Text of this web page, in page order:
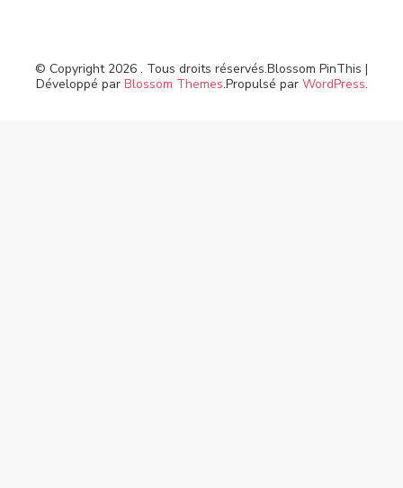
© Copyright 2026 . Tous droits réservés.Blossom PinThis |
Développé par Blossom Themes.Propulsé par WordPress.